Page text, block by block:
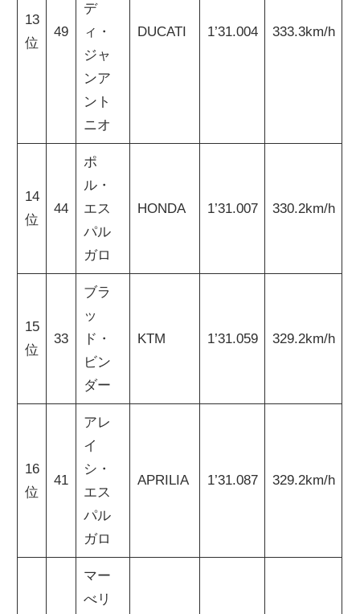
13
位
49
デ
ィ・
ジャ
ンア
ント
ニオ
DUCATI 1’31.004 333.3km/h
14
位
44
ポ
ル・
エス
パル
ガロ
HONDA 1’31.007 330.2km/h
15
位
33
ブラ
ッ
ド・
ビン
ダー
KTM 1’31.059 329.2km/h
16
位
41
アレ
イ
シ・
エス
パル
ガロ
APRILIA 1’31.087 329.2km/h
マー
べリ